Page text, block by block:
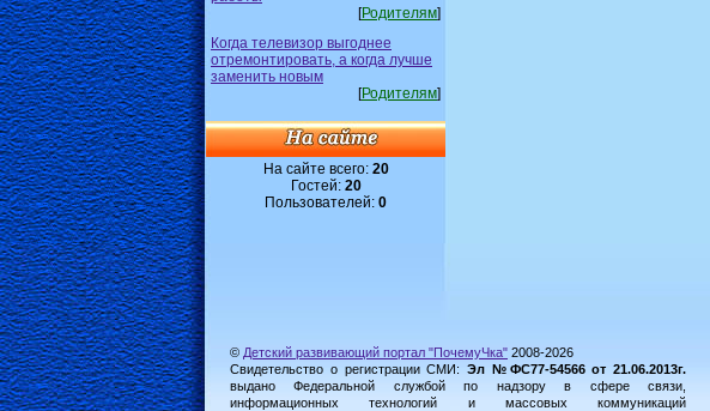
[Родителям]
Когда телевизор выгоднее
отремонтировать, а когда лучше
заменить новым
[Родителям]
На сайте всего: 20
Гостей: 20
Пользователей: 0
© Детский развивающий портал "ПочемуЧка" 2008-2026
Свидетельство о регистрации СМИ: Эл №ФС77-54566 от 21.06.2013г.
выдано Федеральной службой по надзору в сфере связи,
информационных технологий и массовых коммуникаций